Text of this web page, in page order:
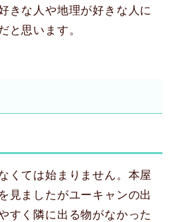
きな人や地理が好きな人に
と思います。
くては始まりません。本屋
見ましたがユーキャンの出
すく隣に出る物がなかった